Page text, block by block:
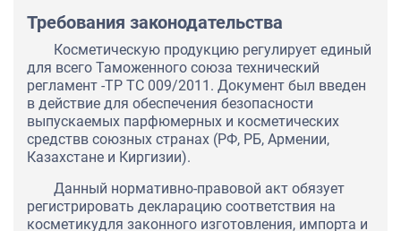
Требования законодательства
Косметическую продукцию регулирует единый
для всего Таможенного союза технический
регламент -ТР ТС 009/2011. Документ был введен
в действие для обеспечения безопасности
выпускаемых парфюмерных и косметических
средствв союзных странах (РФ, РБ, Армении,
Казахстане и Киргизии).
Данный нормативно-правовой акт обязует
регистрировать декларацию соответствия на
косметикудля законного изготовления, импорта и